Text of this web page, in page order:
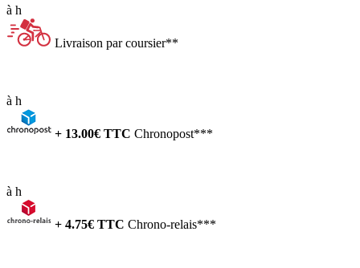
à h
Livraison par coursier**
à h
+ 13.00€ TTC Chronopost***
à h
+ 4.75€ TTC Chrono-relais***